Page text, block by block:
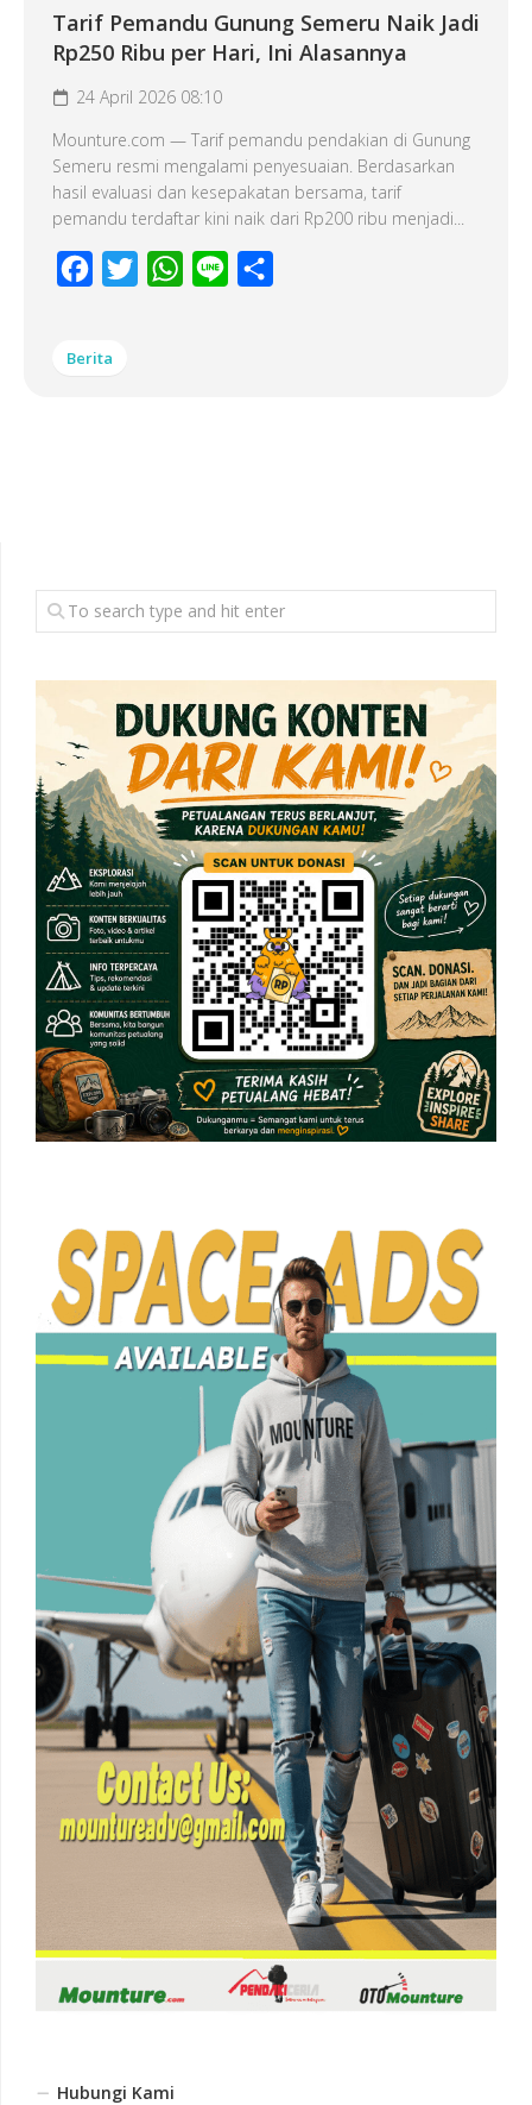
Tarif Pemandu Gunung Semeru Naik Jadi
Rp250 Ribu per Hari, Ini Alasannya
24 April 2026 08:10
Mounture.com — Tarif pemandu pendakian di Gunung
Semeru resmi mengalami penyesuaian. Berdasarkan
hasil evaluasi dan kesepakatan bersama, tarif
pemandu terdaftar kini naik dari Rp200 ribu menjadi...
Facebook
Twitter WhatsApp
Line
Berita
Hubungi Kami